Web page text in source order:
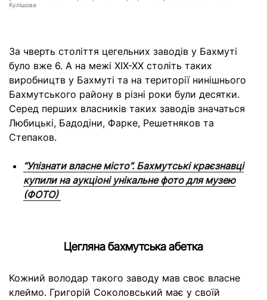
Кулішова
За чверть століття цегельних заводів у Бахмуті
було вже 6. А на межі XIX-XX століть таких
виробництв у Бахмуті та на території нинішнього
Бахмутського району в різні роки були десятки.
Серед перших власників таких заводів значаться
Любицькі, Бадодіни, Фарке, Решетняков та
Степаков.
“Упізнати власне місто”. Бахмутські краєзнавці
купили на аукціоні унікальне фото для музею
(ФОТО)
Цегляна бахмутська абетка
Кожний володар такого заводу мав своє власне
клеймо. Григорій Соколовський має у своїй